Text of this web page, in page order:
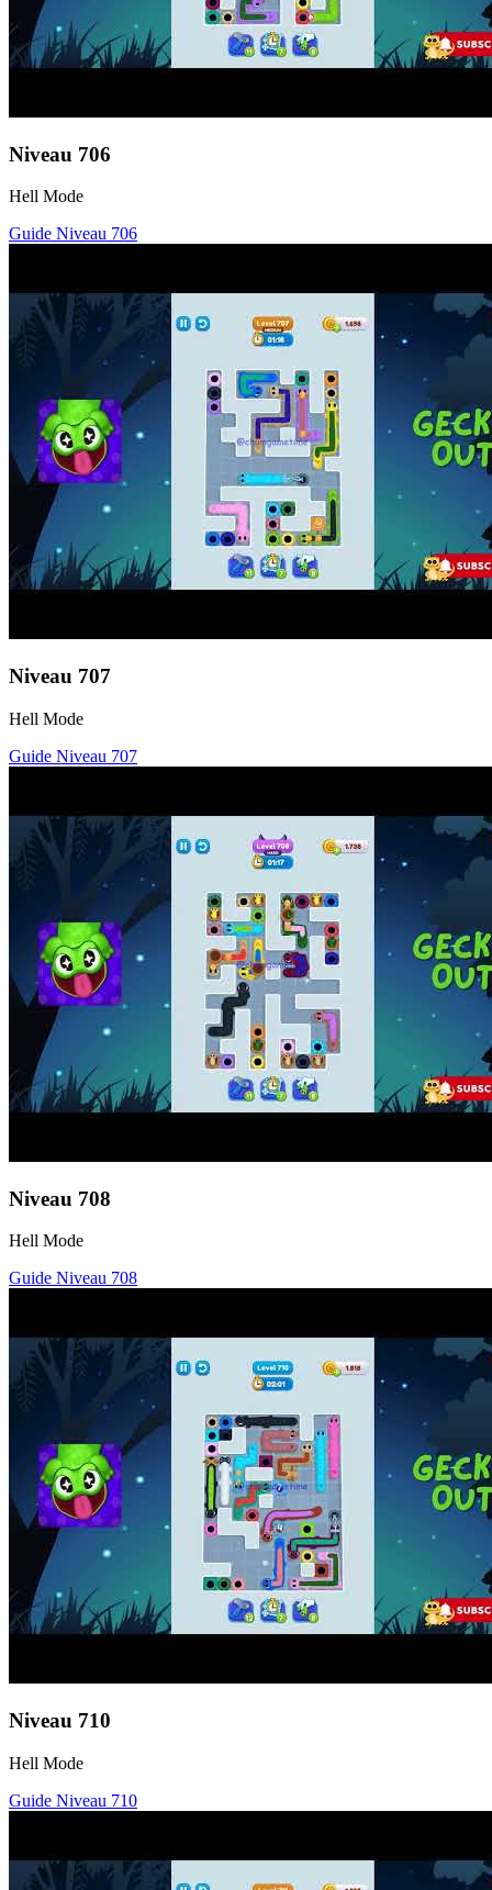
Niveau 706
Hell Mode
Guide Niveau 706
Niveau 707
Hell Mode
Guide Niveau 707
Niveau 708
Hell Mode
Guide Niveau 708
Niveau 710
Hell Mode
Guide Niveau 710